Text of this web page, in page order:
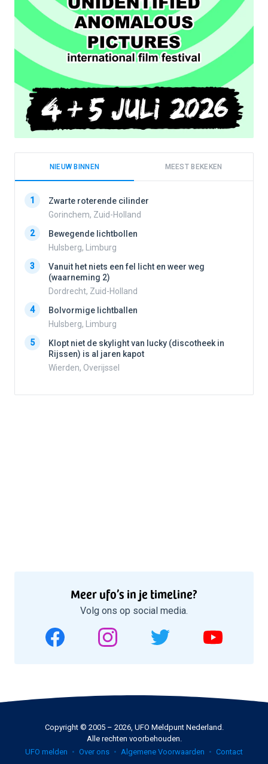
NIEUW BINNEN MEEST BEKEKEN
1
Zwarte roterende cilinder
Gorinchem, Zuid-Holland
2
Bewegende lichtbollen
Hulsberg, Limburg
3
Vanuit het niets een fel licht en weer weg
(waarneming 2)
Dordrecht, Zuid-Holland
4
Bolvormige lichtballen
Hulsberg, Limburg
5
Klopt niet de skylight van lucky (discotheek in
Rijssen) is al jaren kapot
Wierden, Overijssel
Meer ufo’s in je timeline?
Volg ons op social media.
Copyright © 2005 – 2026, UFO Meldpunt Nederland.
Alle rechten voorbehouden.
UFO melden
Over ons Algemene Voorwaarden Contact